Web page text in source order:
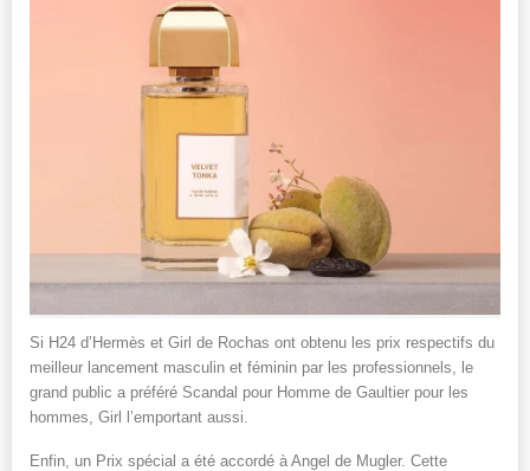
Si H24 d’Hermès et Girl de Rochas ont obtenu les prix respectifs du
meilleur lancement masculin et féminin par les professionnels, le
grand public a préféré Scandal pour Homme de Gaultier pour les
hommes, Girl l’emportant aussi.
Enfin, un Prix spécial a été accordé à Angel de Mugler. Cette